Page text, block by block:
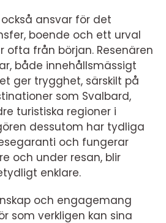
ansvar för det
boende och ett urval
ofta från början. Resenären
både innehållsmässigt
ger trygghet, särskilt på
som Svalbard,
turistiska regioner i
dessutom har tydliga
och fungerar
och under resan, blir
enklare.
och engagemang
som verkligen kan sina